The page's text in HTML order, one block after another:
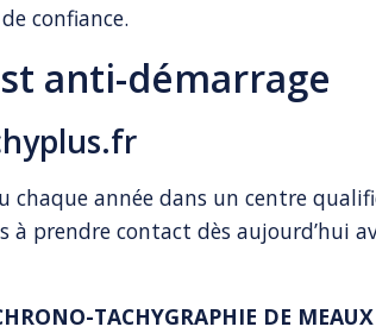
confiance.
anti-démarrage
chaque année dans un centre
à prendre contact dès aujourd’hui
TACHYGRAPHIE DE MEAUX